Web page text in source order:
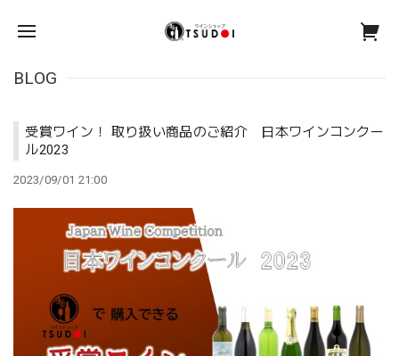
BLOG
受賞ワイン！ 取り扱い商品のご紹介 日本ワインコンクー
ル2023
2023/09/01 21:00